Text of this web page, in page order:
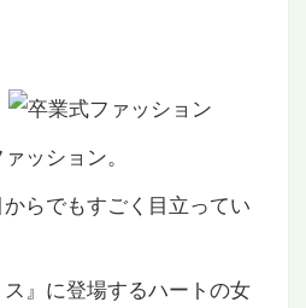
ッション。
らでもすごく目立ってい
ス』に登場するハートの女